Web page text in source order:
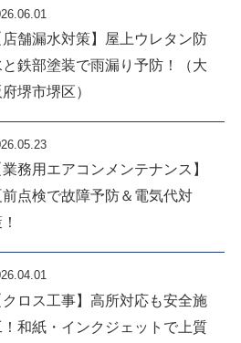
店舗漏水対策】屋上ウレタン防
と鉄部塗装で雨漏り予防！（大
府堺市堺区）
業務用エアコンメンテナンス】
前点検で故障予防＆電気代対
クロス工事】高所対応も安全施
！和紙・インクジェットで上質